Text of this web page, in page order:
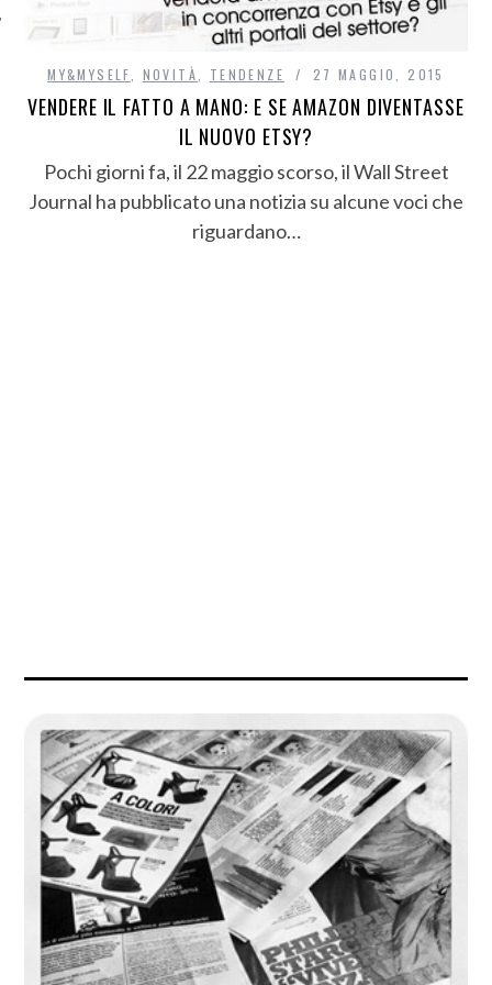
MY&MYSELF NOVITÀ TENDENZE 27 MAGGIO, 2015
VENDERE IL FATTO A MANO: E SE AMAZON DIVENTASSE
IL NUOVO ETSY?
Pochi giorni fa, il 22 maggio scorso, il Wall Street
Journal ha pubblicato una notizia su alcune voci che
riguardano…